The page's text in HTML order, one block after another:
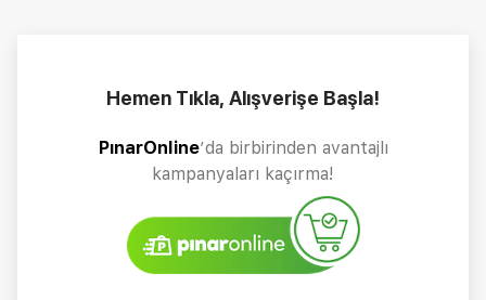
Hemen Tıkla, Alışverişe Başla!
PınarOnline’da birbirinden avantajlı
kampanyaları kaçırma!